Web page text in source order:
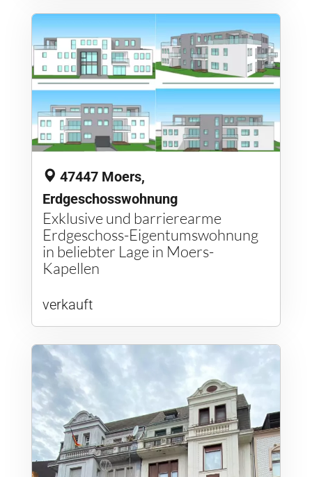
47447 Moers,
Erdgeschosswohnung
Exklusive und barrierearme
Erdgeschoss-Eigentumswohnung
in beliebter Lage in Moers-
Kapellen
verkauft